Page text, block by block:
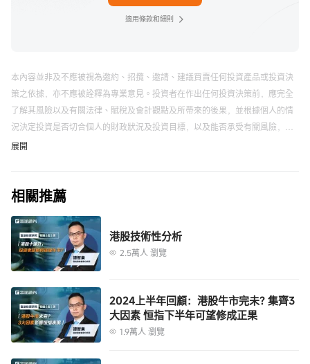
適用條款和細則
本內容並非及不應被視為邀約、招攬、邀請、建議買賣任何投資產品或投資決
策之依據，亦不應被詮釋為專業意見。投資者在作出任何投資決策前，應完全
了解其風險以及有關法律、賦稅及會計觀點及所帶來的後果，並根據個人的情
況決定投資是否切合個人的財政狀況及投資目標，以及能否承受有關風險，必
要時應尋求適當的專業意見。
富途應用程序、網站及活動頁面上展示的來源自第三方的信息僅供參考，不構
任何投資決定前，投資者應根據自身情況考慮投資產品相關的風險因素，並於
性和原創性，對此富途不做任何保證和承諾。
「富途牛牛」是一站式金融投資交易平台，證券服務由富途證券國際(香港)有限
公司提供。
展開
相關推薦
港股技術性分析
2.5萬人 瀏覽
2024上半年回顧：港股牛市完未? 集齊3
大因素 恒指下半年可望修成正果
1.9萬人 瀏覽